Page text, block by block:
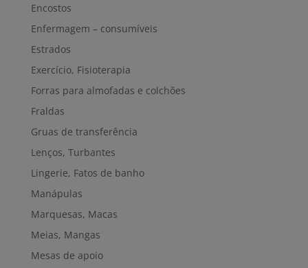
Encostos
Enfermagem – consumíveis
Estrados
Exercício, Fisioterapia
Forras para almofadas e colchões
Fraldas
Gruas de transferência
Lenços, Turbantes
Lingerie, Fatos de banho
Manápulas
Marquesas, Macas
Meias, Mangas
Mesas de apoio